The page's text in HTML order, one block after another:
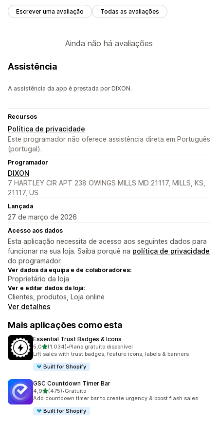
Escrever uma avaliação Todas as avaliações
Ainda não há avaliações
Assistência
A assistência da app é prestada por DIXON.
Recursos
Política de privacidade
Este programador não oferece assistência direta em Português
(portugal).
Programador
DIXON
7 HARTLEY CIR APT 238 OWINGS MILLS MD 21117, MILLS, KS,
21117, US
Lançada
27 de março de 2026
Acesso aos dados
Esta aplicação necessita de acesso aos seguintes dados para
funcionar na sua loja. Saiba porquê na política de privacidade
do programador.
Ver dados da equipa e de colaboradores:
Proprietário da loja
Ver e editar dados da loja:
Clientes, produtos, Loja online
Ver detalhes
Mais aplicações como esta
Essential Trust Badges & Icons
5,0de 5 estrelas
(1.034)
1034 total de avaliações
•Plano gratuito disponível
Lift sales with trust badges, feature icons, labels & banners
Built for Shopify
GSC Countdown Timer Bar
4,9de 5 estrelas
(475)
475 total de avaliações
•Gratuito
Add countdown timer bar to create urgency & boost flash sales
Built for Shopify